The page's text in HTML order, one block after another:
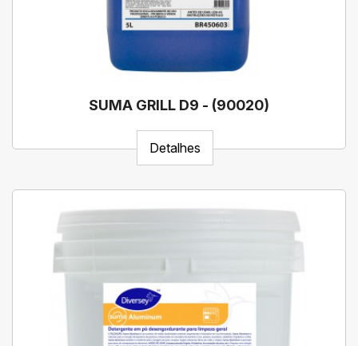
SUMA GRILL D9 - (90020)
Detalhes